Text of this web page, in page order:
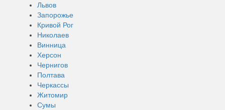
Львов
Запорожье
Кривой Рог
Николаев
Винница
Херсон
Чернигов
Полтава
Черкассы
Житомир
Сумы